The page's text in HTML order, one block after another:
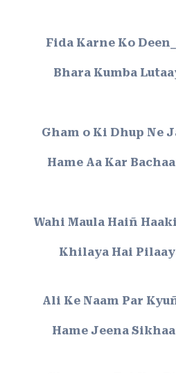
Fida Karne Ko
Bhara Kumba
Gham o Ki Dhup Ne
Hame Aa Kar
Wahi Maula Haiñ
Khilaya Hai
Ali Ke Naam Par
Hame Jeena